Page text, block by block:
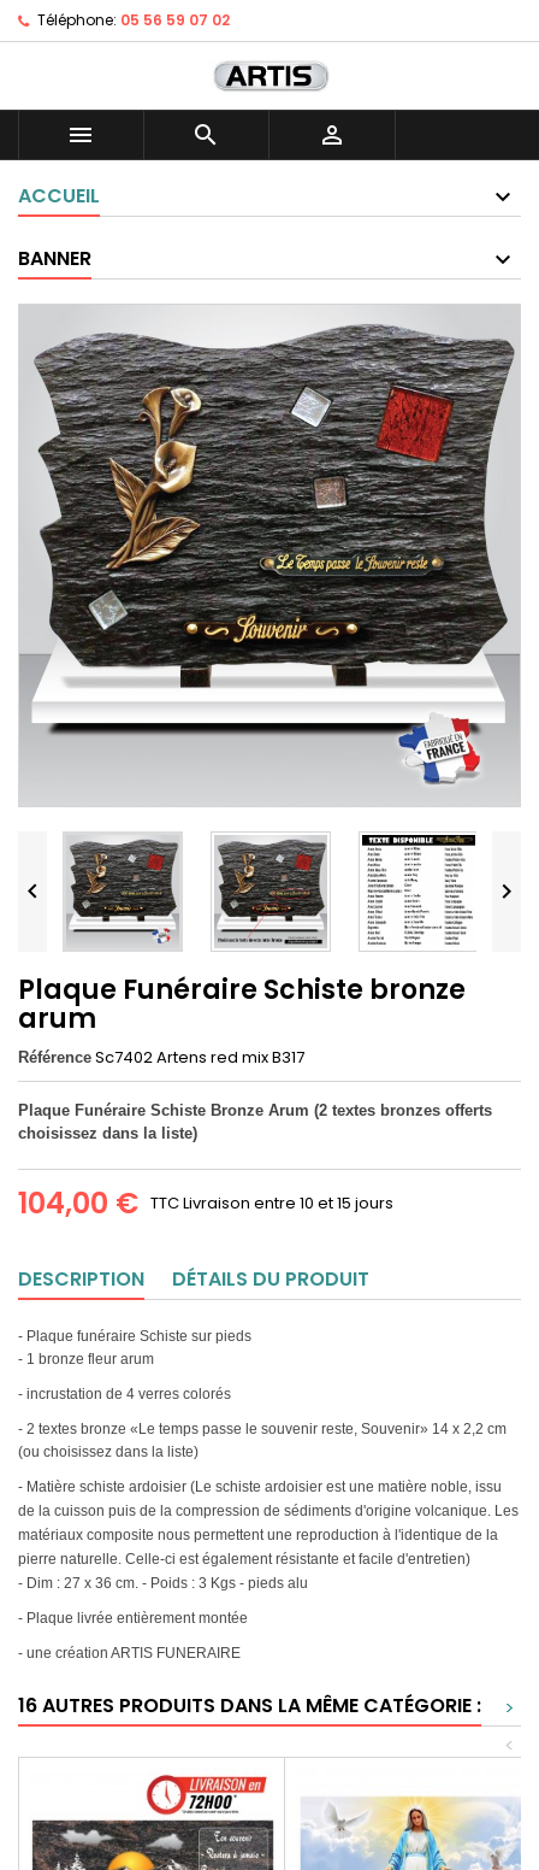
Téléphone: 05 56 59 07 02
  
ACCUEIL
BANNER
 
Plaque Funéraire Schiste bronze
arum
Référence Sc7402 Artens red mix B317
Plaque Funéraire Schiste Bronze Arum (2 textes bronzes offerts
choisissez dans la liste)
104,00 € TTCLivraison entre 10 et 15 jours
DESCRIPTION DÉTAILS DU PRODUIT
- Plaque funéraire Schiste sur pieds
- 1 bronze fleur arum
- incrustation de 4 verres colorés
- 2 textes bronze «Le temps passe le souvenir reste, Souvenir» 14 x 2,2 cm
(ou choisissez dans la liste)
- Matière schiste ardoisier (Le schiste ardoisier est une matière noble, issu
de la cuisson puis de la compression de sédiments d'origine volcanique. Les
matériaux composite nous permettent une reproduction à l'identique de la
pierre naturelle. Celle-ci est également résistante et facile d'entretien)
- Dim : 27 x 36 cm. - Poids : 3 Kgs - pieds alu
- Plaque livrée entièrement montée
- une création ARTIS FUNERAIRE
16 AUTRES PRODUITS DANS LA MÊME CATÉGORIE :
>
<